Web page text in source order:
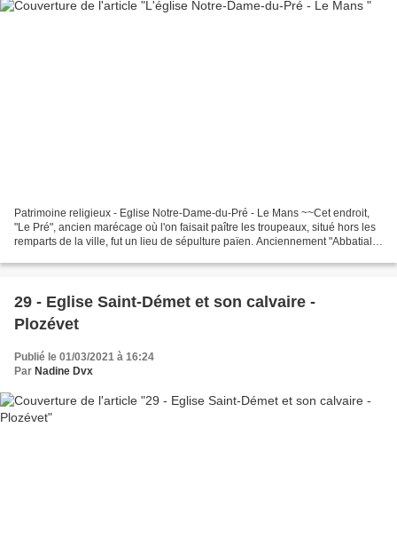
Patrimoine religieux - Eglise Notre-Dame-du-Pré - Le Mans ~~Cet endroit,
"Le Pré", ancien marécage où l'on faisait paître les troupeaux, situé hors les
remparts de la ville, fut un lieu de sépulture païen. Anciennement "Abbatiale
29 - Eglise Saint-Démet et son calvaire -
Plozévet
Publié le 01/03/2021 à 16:24
Par Nadine Dvx